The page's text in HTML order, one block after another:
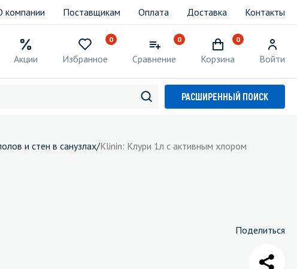
компании Поставщикам Оплата Доставка Контакты
Акции
0
Избранное
0
Сравнение
0
Корзина Войти
РАСШИРЕННЫЙ ПОИСК
и стен в санузлах/Klinin: Клури 1л с активным хлором
Поделиться